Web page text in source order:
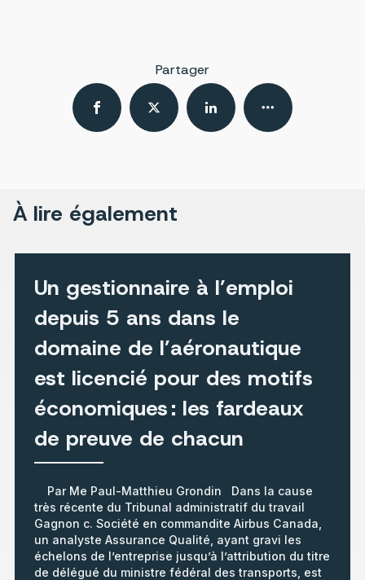
Partager
À lire également
Un gestionnaire à l’emploi
depuis 5 ans dans le
domaine de l’aéronautique
est licencié pour des motifs
économiques : les fardeaux
de preuve de chacun
Par Me Paul-Matthieu Grondin Dans la cause
très récente du Tribunal administratif du travail
Gagnon c. Société en commandite Airbus Canada,
un analyste Assurance Qualité, ayant gravi les
échelons de l’entreprise jusqu’à l’attribution du titre
de délégué du ministre fédéral des transports, est